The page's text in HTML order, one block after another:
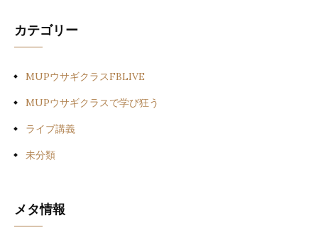
カテゴリー
MUPウサギクラスFBLIVE
MUPウサギクラスで学び狂う
ライブ講義
未分類
メタ情報